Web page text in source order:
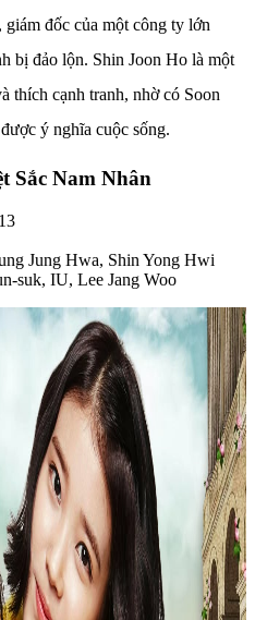
đốc của một công ty lớn
bị đảo lộn. Shin Joon Ho là một
thích cạnh tranh, nhờ có Soon
ý nghĩa cuộc sống.
Sắc Nam Nhân
Jung Hwa, Shin Yong Hwi
suk, IU, Lee Jang Woo